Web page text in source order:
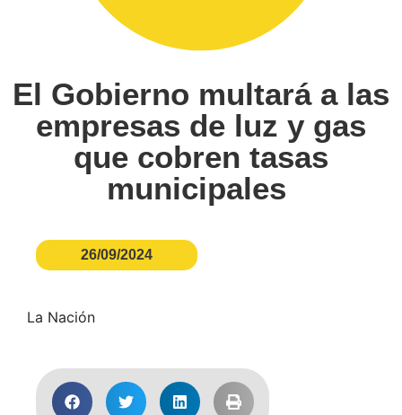
El Gobierno multará a las
empresas de luz y gas
que cobren tasas
municipales
26/09/2024
La Nación